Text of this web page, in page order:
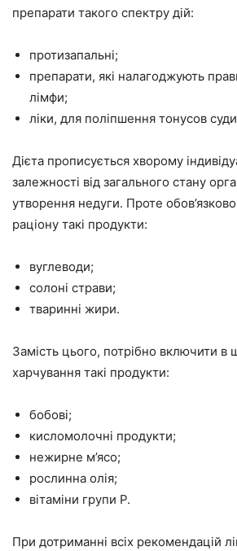
препарати такого спектру дій:
протизапальні;
препарати, які налагоджують
лімфи;
ліки, для поліпшення тонусов
Дієта прописується хворому
залежності від загального стану
утворення недуги. Проте
раціону такі продукти:
вуглеводи;
солоні страви;
тваринні жири.
Замість цього, потрібно включити в
харчування такі продукти:
бобові;
кисломолочні продукти;
нежирне м’ясо;
рослинна олія;
вітаміни групи Р.
При дотриманні всіх рекомендацій